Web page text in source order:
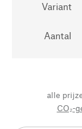
Variant
Aantal
alle
CO₂-